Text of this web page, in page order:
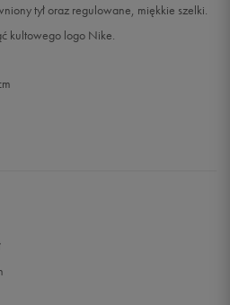
tył oraz regulowane, miękkie szelki.
kultowego logo Nike.